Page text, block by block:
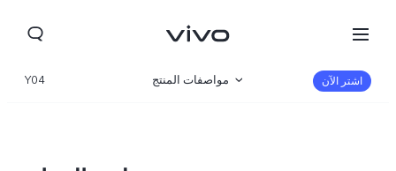
Y04 مواصفات المنتج اشتر الآن